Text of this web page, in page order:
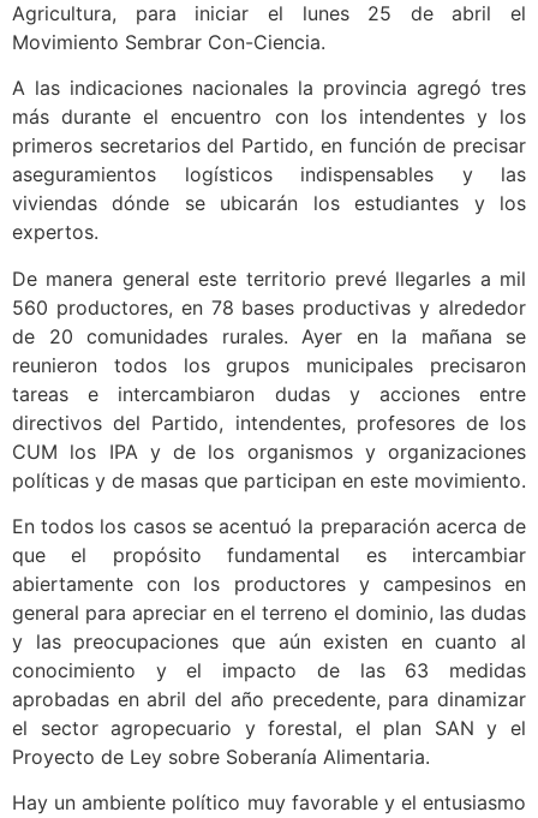
Agricultura, para iniciar el lunes 25 de abril el
Movimiento Sembrar Con-Ciencia.
A las indicaciones nacionales la provincia agregó tres
más durante el encuentro con los intendentes y los
primeros secretarios del Partido, en función de precisar
aseguramientos logísticos indispensables y las
viviendas dónde se ubicarán los estudiantes y los
expertos.
De manera general este territorio prevé llegarles a mil
560 productores, en 78 bases productivas y alrededor
de 20 comunidades rurales. Ayer en la mañana se
reunieron todos los grupos municipales precisaron
tareas e intercambiaron dudas y acciones entre
directivos del Partido, intendentes, profesores de los
CUM los IPA y de los organismos y organizaciones
políticas y de masas que participan en este movimiento.
En todos los casos se acentuó la preparación acerca de
que el propósito fundamental es intercambiar
abiertamente con los productores y campesinos en
general para apreciar en el terreno el dominio, las dudas
y las preocupaciones que aún existen en cuanto al
conocimiento y el impacto de las 63 medidas
aprobadas en abril del año precedente, para dinamizar
el sector agropecuario y forestal, el plan SAN y el
Proyecto de Ley sobre Soberanía Alimentaria.
Hay un ambiente político muy favorable y el entusiasmo